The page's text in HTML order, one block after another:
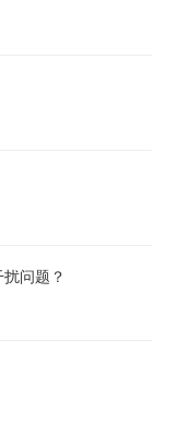
问题？